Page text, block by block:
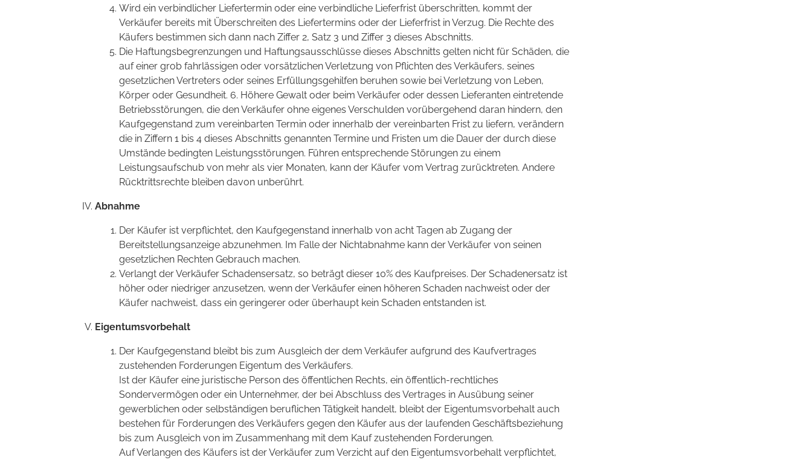
Wird ein verbindlicher Liefertermin oder eine verbindliche Lieferfrist überschritten, kommt der
Verkäufer bereits mit Überschreiten des Liefertermins oder der Lieferfrist in Verzug. Die Rechte des
Käufers bestimmen sich dann nach Ziffer 2, Satz 3 und Ziffer 3 dieses Abschnitts.
Die Haftungsbegrenzungen und Haftungsausschlüsse dieses Abschnitts gelten nicht für Schäden, die
auf einer grob fahrlässigen oder vorsätzlichen Verletzung von Pflichten des Verkäufers, seines
gesetzlichen Vertreters oder seines Erfüllungsgehilfen beruhen sowie bei Verletzung von Leben,
Körper oder Gesundheit. 6. Höhere Gewalt oder beim Verkäufer oder dessen Lieferanten eintretende
Betriebsstörungen, die den Verkäufer ohne eigenes Verschulden vorübergehend daran hindern, den
Kaufgegenstand zum vereinbarten Termin oder innerhalb der vereinbarten Frist zu liefern, verändern
die in Ziffern 1 bis 4 dieses Abschnitts genannten Termine und Fristen um die Dauer der durch diese
Umstände bedingten Leistungsstörungen. Führen entsprechende Störungen zu einem
Leistungsaufschub von mehr als vier Monaten, kann der Käufer vom Vertrag zurücktreten. Andere
Rücktrittsrechte bleiben davon unberührt.
Abnahme
Der Käufer ist verpflichtet, den Kaufgegenstand innerhalb von acht Tagen ab Zugang der
Bereitstellungsanzeige abzunehmen. Im Falle der Nichtabnahme kann der Verkäufer von seinen
gesetzlichen Rechten Gebrauch machen.
Verlangt der Verkäufer Schadensersatz, so beträgt dieser 10% des Kaufpreises. Der Schadenersatz ist
höher oder niedriger anzusetzen, wenn der Verkäufer einen höheren Schaden nachweist oder der
Käufer nachweist, dass ein geringerer oder überhaupt kein Schaden entstanden ist.
Eigentumsvorbehalt
Der Kaufgegenstand bleibt bis zum Ausgleich der dem Verkäufer aufgrund des Kaufvertrages
zustehenden Forderungen Eigentum des Verkäufers.
Ist der Käufer eine juristische Person des öffentlichen Rechts, ein öffentlich-rechtliches
Sondervermögen oder ein Unternehmer, der bei Abschluss des Vertrages in Ausübung seiner
gewerblichen oder selbständigen beruflichen Tätigkeit handelt, bleibt der Eigentumsvorbehalt auch
bestehen für Forderungen des Verkäufers gegen den Käufer aus der laufenden Geschäftsbeziehung
bis zum Ausgleich von im Zusammenhang mit dem Kauf zustehenden Forderungen.
Auf Verlangen des Käufers ist der Verkäufer zum Verzicht auf den Eigentumsvorbehalt verpflichtet,